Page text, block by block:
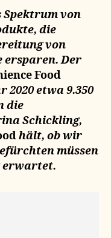
weg!
von
die
von
Der
Food
2020 etwa 9.350
die
Schickling,
hält, ob wir
müssen
erwartet.